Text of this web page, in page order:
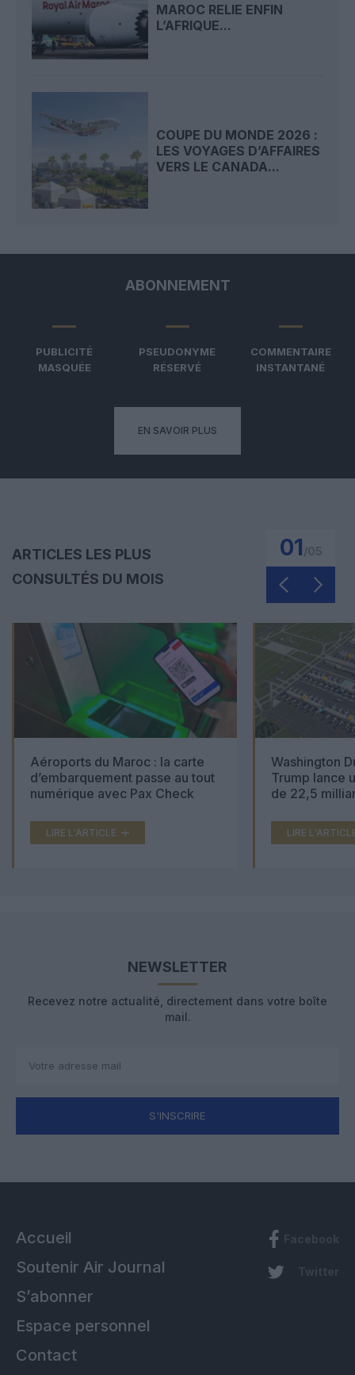
MAROC RELIE ENFIN
L’AFRIQUE...
COUPE DU MONDE 2026 :
LES VOYAGES D’AFFAIRES
VERS LE CANADA...
ABONNEMENT
PUBLICITÉ
MASQUÉE
PSEUDONYME
RÉSERVÉ
COMMENTAIRE
INSTANTANÉ
EN SAVOIR PLUS
ARTICLES LES PLUS
CONSULTÉS DU MOIS
01
Aéroports du Maroc : la carte
d’embarquement passe au tout
numérique avec Pax Check
LIRE L'ARTICLE
Washington
Trump lance
de 22,5
LIRE
NEWSLETTER
Recevez notre actualité, directement dans votre boîte
mail.
S'INSCRIRE
Accueil
Soutenir Air Journal
S’abonner
Espace personnel
Contact